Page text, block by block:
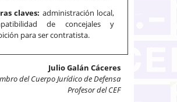
claves: administración local,
de concejales y
para ser contratista.
Julio Galán Cáceres
del Cuerpo Jurídico de Defensa
Profesor del CEF